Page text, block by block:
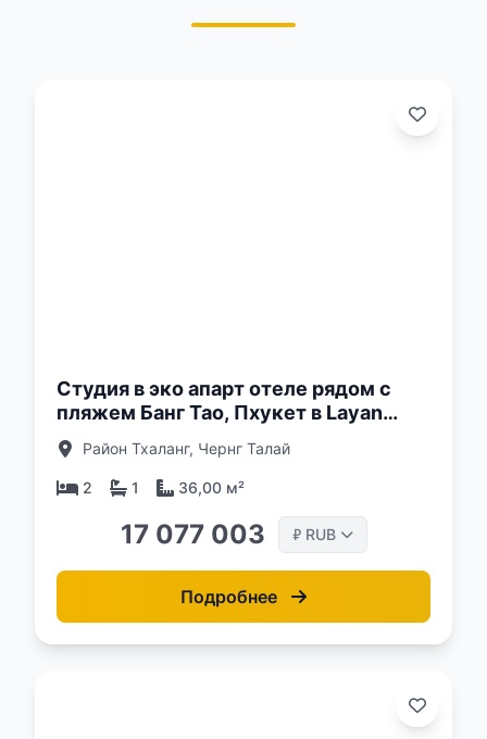
Студия в эко апарт отеле рядом с
пляжем Банг Тао, Пхукет в Layan
Green Park
Район Тхаланг, Чернг Талай
2 1 36,00 м²
17 077 003 ₽ RUB
Подробнее